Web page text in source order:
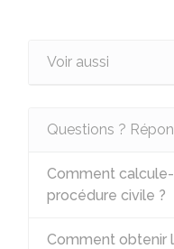
Voir aussi
Questions ?
Comment
procédure civile ?
Comment obtenir